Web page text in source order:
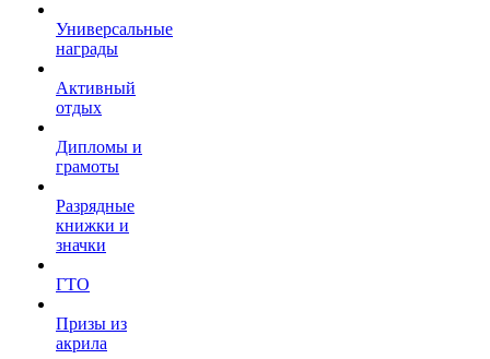
Универсальные
награды
Активный
отдых
Дипломы и
грамоты
Разрядные
книжки и
значки
ГТО
Призы из
акрила